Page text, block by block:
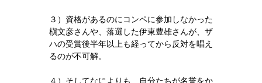
３）資格があるのにコンペに参加しなかった
槇文彦さんや、落選した伊東豊雄さんが、ザ
ハの受賞後半年以上も経ってから反対を唱え
るのが不可解。
４）そしてなによりも、自分たちが名誉をか